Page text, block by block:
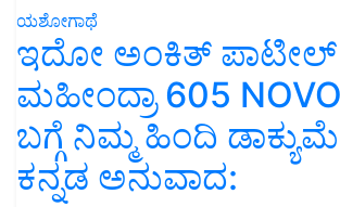
ಯಶೋಗಾಥೆ
ಇದೋ ಅಂಕಿತ್ ಪಾಟೀಲ್
ಮಹೀಂದ್ರಾ 605 NOVO
ಬಗ್ಗೆ ನಿಮ್ಮ ಹಿಂದಿ
ಕನ್ನಡ ಅನುವಾದ: